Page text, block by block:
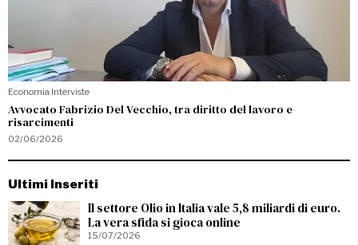
Economia·Interviste
Avvocato Fabrizio Del Vecchio, tra diritto del lavoro e
risarcimenti
02/06/2026
Ultimi Inseriti
Il settore Olio in Italia vale 5,8 miliardi di euro.
La vera sfida si gioca online
15/07/2026